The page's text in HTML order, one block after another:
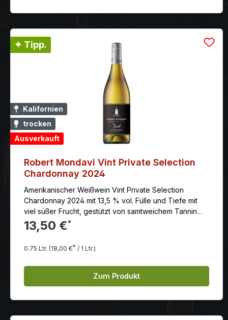
✦ Tipp.
Kalifornien
trocken
Ausverkauft
Robert Mondavi Vint Private Selection
Chardonnay 2024
Amerikanischer Weißwein Vint Private Selection
Chardonnay 2024 mit 13,5 % vol. Fülle und Tiefe mit
viel süßer Frucht, gestützt von samtweichem Tannin
und elegant eingebundener Eiche. Perfekt
ausgewogen mit traumhafter Länge.
13,50 €*
0.75 Ltr. (18,00 €* / 1 Ltr.)
Zum Produkt